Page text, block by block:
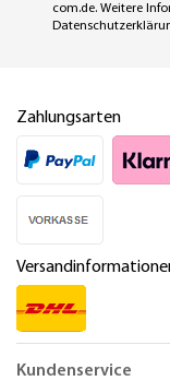
com.de. Weitere
Zahlungsarten
Kundenservice